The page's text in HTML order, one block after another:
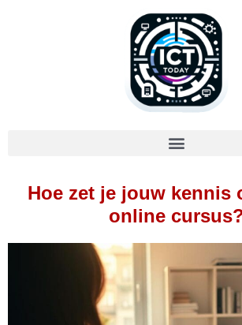
Hoe zet je jouw kennis
online